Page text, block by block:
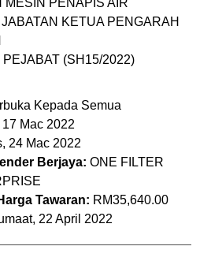
PENAPIS AIR
KETUA PENGARAH
(SH15/2022)
Kepada Semua
Mac 2022
24 Mac 2022
Berjaya: ONE FILTER
Tawaran: RM35,640.00
22 April 2022